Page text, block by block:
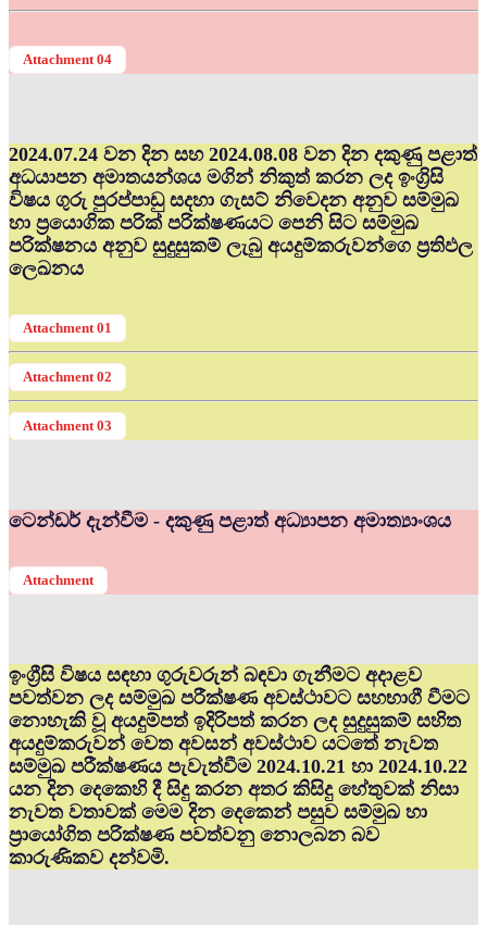
Attachment 04
2024.07.24 වන දින සහ 2024.08.08 වන දින දකුණු පළාත්
අධ‍යාපන අමාතයන්ශය මගින් නිකුත් කරන ලද ඉංග්‍රිසි
විෂය ගුරු පුරප්පාඩු සදහා ගැසට් නිවෙදන අනුව සම්මුඛ
හා ප්‍රයොගික පරික් පරික්ෂණයට පෙනි සිට සම්මුඛ
පරික්ෂනය අනුව සුදුසුකම් ලැබු අයදුම්කරුවන්ගෙ ප්‍රතිඵල
ලෙඛනය
Attachment 01
Attachment 02
Attachment 03
ටෙන්ඩර් දැන්වීම - දකුණු පළාත් අධ්‍යාපන අමාත්‍යාංශය
Attachment
ඉංග්‍රීසි විෂය සඳහා ගුරුවරුන් බඳවා ගැනීමට අදාළව
පවත්වන ලද සම්මුඛ පරීක්ෂණ අවස්ථාවට සහභාගී වීමට
නොහැකි වූ අයදුම්පත් ඉදිරිපත් කරන ලද සුදුසුකම් සහිත
අයදුම්කරුවන් වෙත අවසන් අවස්ථාව යටතේ නැවත
සම්මුඛ පරීක්ෂණය පැවැත්වීම 2024.10.21 හා 2024.10.22
යන දින දෙකෙහි දී සිදු කරන අතර කිසිදු හේතුවක් නිසා
නැවත වතාවක් මෙම දින දෙකෙන් පසුව සම්මුඛ හා
ප්‍රායෝගිත පරික්ෂණ පවත්වනු නොලබන බව
කාරුණිකව දන්වමි.